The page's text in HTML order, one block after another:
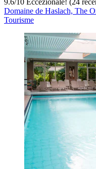
9.6/10 Eccezionale! (24
Domaine de Haslach, The
Tourisme